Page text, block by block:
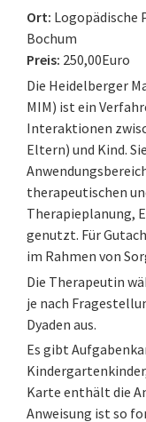
Ort: Logopädische
Bochum
Preis: 250,00Euro
Die Heidelberger
MIM) ist ein
Interaktionen
Eltern) und Kind.
therapeutischen
Therapieplanung,
genutzt. Für
im Rahmen von
Die Therapeutin
je nach
Dyaden aus.
Es gibt
Karte enthält die
Anweisung ist so